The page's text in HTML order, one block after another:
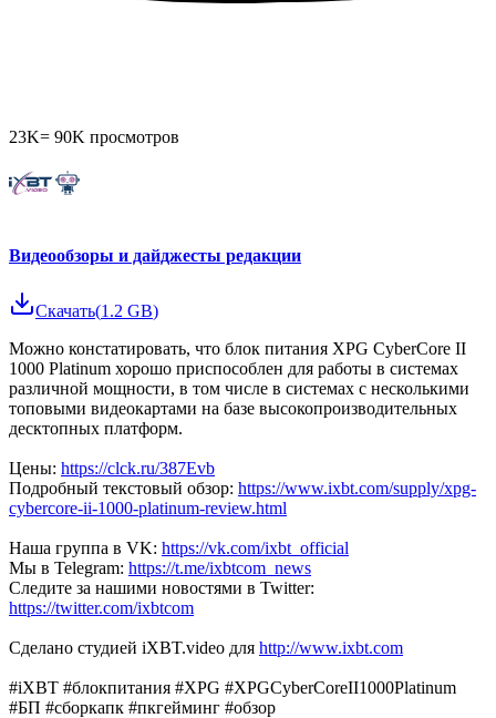
23K= 90K просмотров
Видеообзоры и дайджесты редакции
Скачать(1.2 GB)
Можно констатировать, что блок питания XPG CyberCore II
1000 Platinum хорошо приспособлен для работы в системах
различной мощности, в том числе в системах с несколькими
топовыми видеокартами на базе высокопроизводительных
десктопных платформ.
Цены: https://clck.ru/387Evb
Подробный текстовый обзор: https://www.ixbt.com/supply/xpg-
cybercore-ii-1000-platinum-review.html
Наша группа в VK: https://vk.com/ixbt_official
Мы в Telegram: https://t.me/ixbtcom_news
Следите за нашими новостями в Twitter:
https://twitter.com/ixbtcom
Сделано студией iXBT.video для http://www.ixbt.com
#iXBT #блокпитания #XPG #XPGCyberCoreII1000Platinum
#БП #сборкапк #пкгейминг #обзор